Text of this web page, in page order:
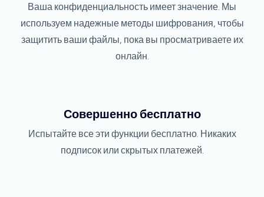
Ваша конфиденциальность имеет значение. Мы
используем надежные методы шифрования, чтобы
защитить ваши файлы, пока вы просматриваете их
онлайн.
Совершенно бесплатно
Испытайте все эти функции бесплатно. Никаких
подписок или скрытых платежей.